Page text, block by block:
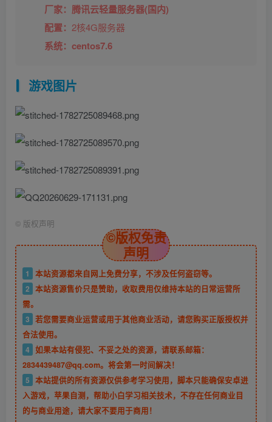
厂家：腾讯云轻量服务器(国内)
配置： 2核4G服务器
系统：centos7.6
游戏图片
© 版权声明
©版权免责
声明
1
本站资源都来自网上免费分享，不涉及任何盗窃等。
2 本站资源售价只是赞助，收取费用仅维持本站的日常运营所
需。
3 若您需要商业运营或用于其他商业活动，请您购买正版授权并
合法使用。
4 如果本站有侵犯、不妥之处的资源，请联系邮箱：
2834439487@qq.com。将会第一时间解决！
5 本站提供的所有资源仅供参考学习使用，脚本只能确保安卓进
入游戏，苹果自测，帮助小白学习相关技术，不存在任何商业目
的与商业用途，请大家不要用于商用！